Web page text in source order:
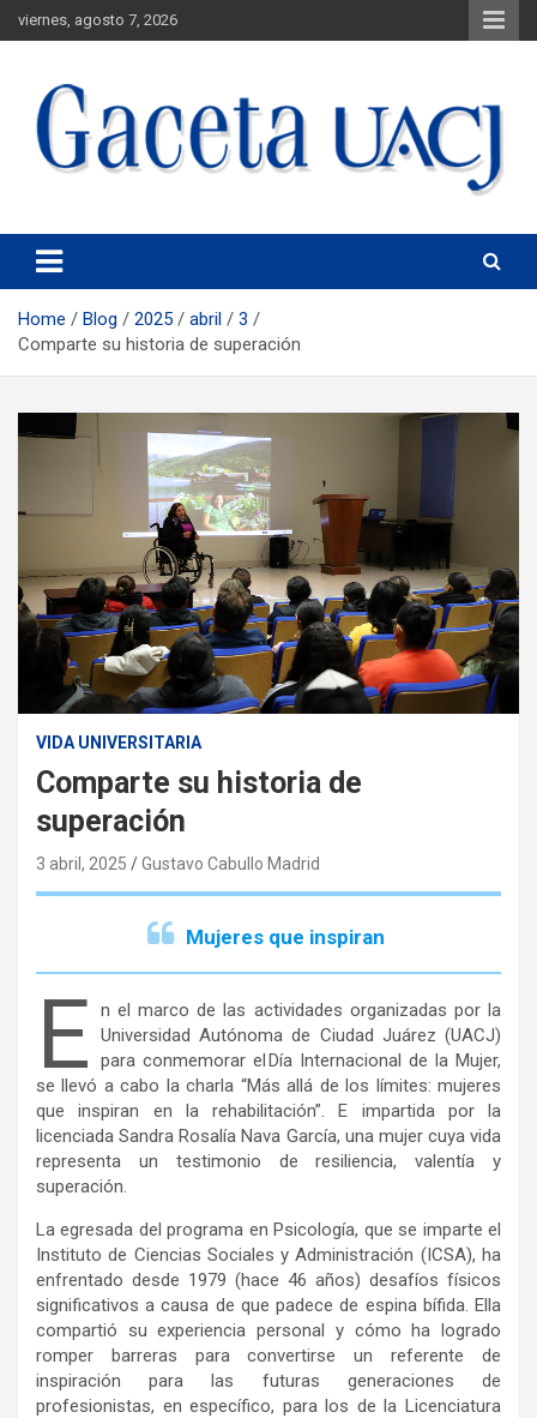
viernes, agosto 7, 2026
Gaceta UACJ
Home Blog 2025 abril
3
Comparte su historia de superación
VIDA UNIVERSITARIA
Comparte su historia de
superación
3 abril, 2025 Gustavo Cabullo Madrid
Mujeres que inspiran
E
n el marco de las actividades organizadas por la
Universidad Autónoma de Ciudad Juárez (UACJ)
para conmemorar el Día Internacional de la Mujer,
se llevó a cabo la charla “Más allá de los límites: mujeres
que inspiran en la rehabilitación”. E impartida por la
licenciada Sandra Rosalía Nava García, una mujer cuya vida
representa un testimonio de resiliencia, valentía y
superación.
La egresada del programa en Psicología, que se imparte el
Instituto de Ciencias Sociales y Administración (ICSA), ha
enfrentado desde 1979 (hace 46 años) desafíos físicos
significativos a causa de que padece de espina bífida. Ella
compartió su experiencia personal y cómo ha logrado
romper barreras para convertirse un referente de
inspiración para las futuras generaciones de
profesionistas, en específico, para los de la Licenciatura